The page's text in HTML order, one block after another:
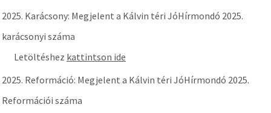
2025. Karácsony: Megjelent a Kálvin téri JóHírmondó 2025.
karácsonyi száma
Letöltéshez kattintson ide
2025. Reformáció: Megjelent a Kálvin téri JóHírmondó 2025.
Reformációi száma